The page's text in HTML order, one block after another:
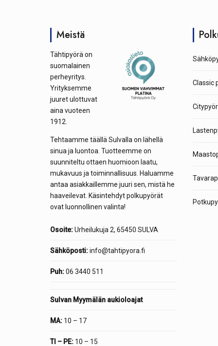
Meistä
Tähtipyörä on
suomalainen
perheyritys.
Yrityksemme
juuret ulottuvat
aina vuoteen
1912.
Tehtaamme täällä Sulvalla on lähellä
sinua ja luontoa. Tuotteemme on
suunniteltu ottaen huomioon laatu,
mukavuus ja toiminnallisuus. Haluamme
antaa asiakkaillemme juuri sen, mistä he
haaveilevat. Käsintehdyt polkupyörät
ovat luonnollinen valinta!
Osoite:Urheilukuja 2, 65450 SULVA
Sähköposti:info@tahtipyora.fi
Puh:06 3440 511
Sulvan Myymälän aukioloajat
MA: 10 – 17
TI – PE: 10 – 15
Classic